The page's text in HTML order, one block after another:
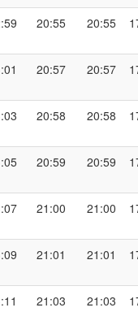
20:55
20:55
22:59
20:57
20:57
23:01
20:58
20:58
23:03
20:59
20:59
23:05
21:00
21:00
23:07
21:01
21:01
23:09
21:03
21:03
23:11